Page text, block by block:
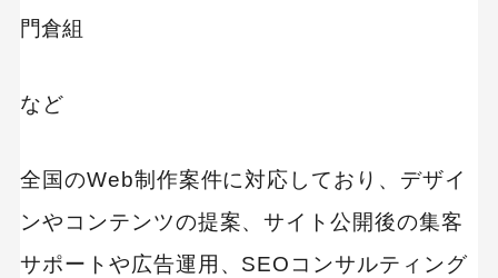
門倉組
など
全国のWeb制作案件に対応しており、デザイ
ンやコンテンツの提案、サイト公開後の集客
サポートや広告運用、SEOコンサルティング